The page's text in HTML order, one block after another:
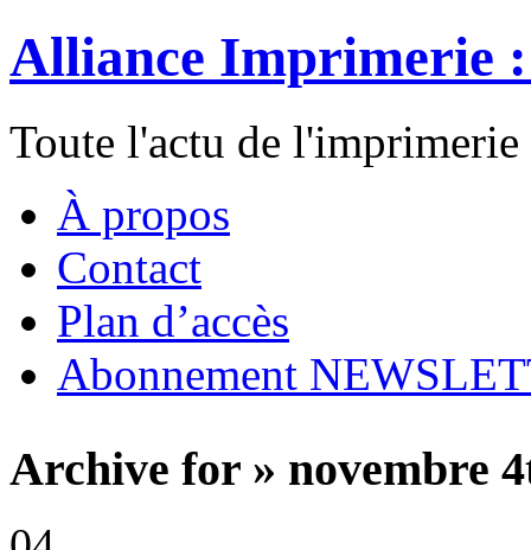
Alliance Imprimerie
Toute l'actu de
À propos
Contact
Plan d’accès
Abonnement
Archive for » novembre